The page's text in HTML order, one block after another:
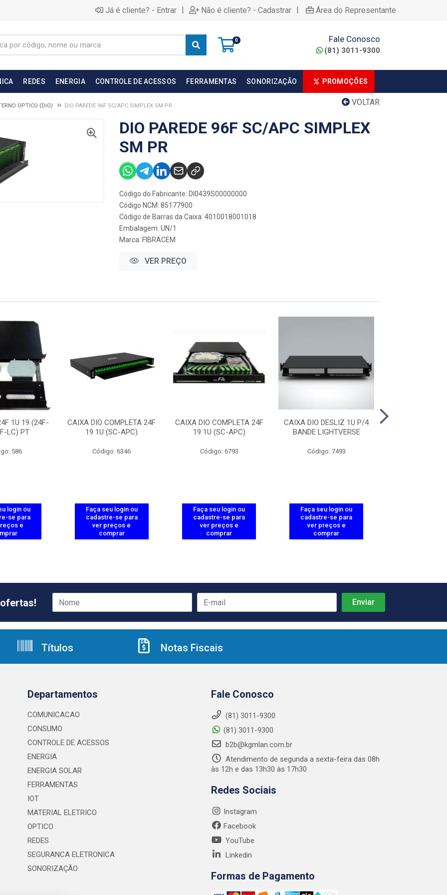
Já é cliente? - Entrar | Não é cliente? - Cadastrar | Área do Representante
0 Fale Conosco
(81) 3011-9300
REDES ENERGIA CONTROLE DE ACESSOS FERRAMENTAS SONORIZAÇÃO PROMOÇÕES
VOLTAR
OPTICO (DIO) DIO PAREDE 96F SC/APC SIMPLEX SM PR
DIO PAREDE 96F SC/APC SIMPLEX
SM PR
Código do Fabricante: DI0439S00000000
Código NCM: 85177900
Código de Barras da Caixa: 4010018001018
Embalagem: UN/1
Marca: FIBRACEM
VER PREÇO
1U 19 (24F-
LC) PT
586
login ou
se para
e
CAIXA DIO COMPLETA 24F
19 1U (SC-APC)
Código: 6346
Faça seu login ou
cadastre-se para
ver preços e
comprar
CAIXA DIO COMPLETA 24F
19 1U (SC-APC)
Código: 6793
Faça seu login ou
cadastre-se para
ver preços e
comprar
CAIXA DIO DESLIZ 1U P/4
BANDE LIGHTVERSE
Código: 7493
Faça seu login ou
cadastre-se para
ver preços e
comprar
Títulos Notas Fiscais
Departamentos
COMUNICACAO
CONSUMO
CONTROLE DE ACESSOS
ENERGIA
ENERGIA SOLAR
FERRAMENTAS
IOT
MATERIAL ELETRICO
OPTICO
REDES
SEGURANCA ELETRONICA
SONORIZAÇÃO
Fale Conosco
(81) 3011-9300
(81) 3011-9300
b2b@kgmlan.com.br
Atendimento de segunda a sexta-feira das 08h
às 12h e das 13h30 às 17h30
Redes Sociais
Instagram
Facebook
YouTube
Linkedin
Formas de Pagamento